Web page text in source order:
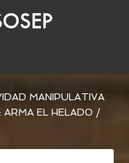
MANIPULATIVA
ARMA EL HELADO /